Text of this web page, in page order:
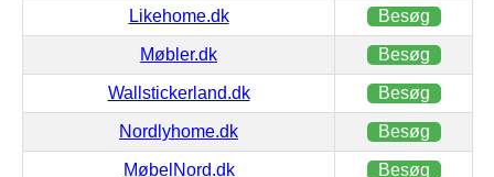
Likehome.dk Besøg
Møbler.dk Besøg
Wallstickerland.dk Besøg
Nordlyhome.dk Besøg
MøbelNord.dk Besøg